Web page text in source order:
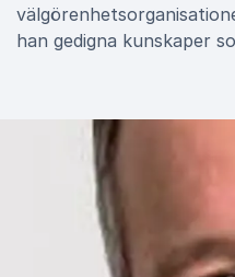
han gedigna kunskaper